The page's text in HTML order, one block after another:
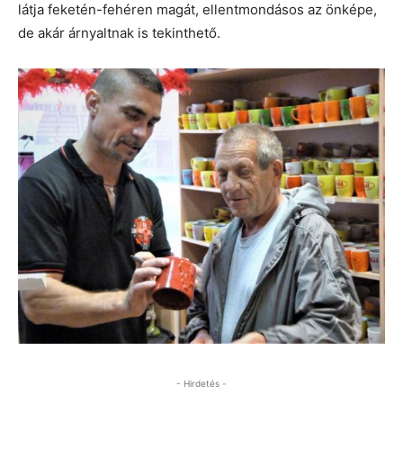
látja feketén-fehéren magát, ellentmondásos az önképe,
de akár árnyaltnak is tekinthető.
- Hirdetés -